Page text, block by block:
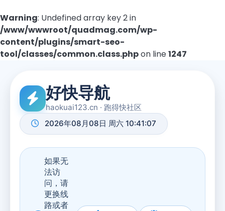
Warning: Undefined array key 2 in
/www/wwwroot/quadmag.com/wp-
content/plugins/smart-seo-
tool/classes/common.class.phpon line1247